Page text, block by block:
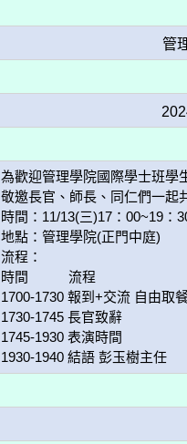
管
為歡迎管理學院國際學士班學
敬邀長官、師長、同仁們一起
時間：11/13(三)17：00~19：
地點：管理學院(正門中庭)
流程：
時間           流程
1700-1730 報到+交流 自由取
1730-1745 長官致辭
1745-1930 表演時間
1930-1940 結語 彭玉樹主任